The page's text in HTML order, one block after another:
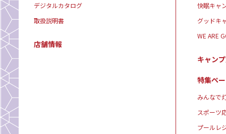
デジタルカタログ
取扱説明書
店舗情報
快眠キャ
グッドキ
WE ARE
キャン
特集ペ
みんなで
スポーツ
プールレ